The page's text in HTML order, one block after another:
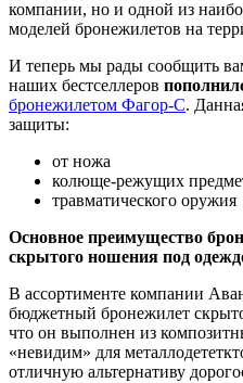
компании, но и одной из
моделей бронежилетов на
И теперь мы рады сообщить
наших бестселлеров
бронежилетом Фагор-С.
защиты:
от ножа
колюще-режущих
травматического оружия
Основное преимущество
скрытого ношения под
В ассортименте компании
бюджетный бронежилет
что он выполнен из
«невидим» для
отличную альтернативу